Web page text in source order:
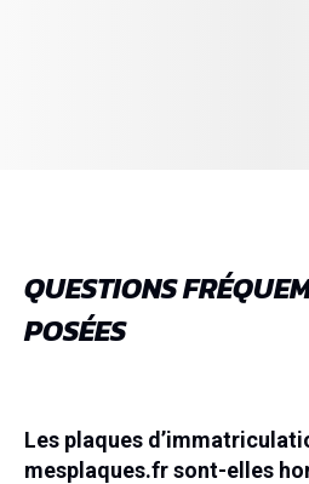
QUESTIONS
POSÉES
Les plaques
mesplaques.fr sont-elles